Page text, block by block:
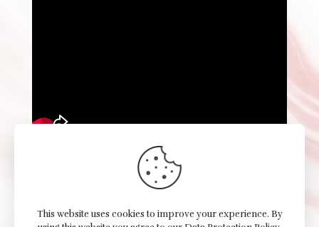
This website uses cookies to improve your experience. By